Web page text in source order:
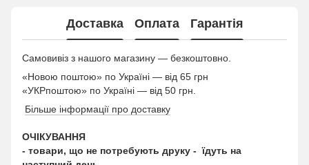
Доставка Оплата Гарантія
Самовивіз з нашого магазину — безкоштовно.
«Новою поштою» по Україні — від 65 грн
«УКРпоштою» по Україні — від 50 грн.
Більше інформації про доставку
ОЧІКУВАННЯ
- товари, що не потребують друку - їдуть на